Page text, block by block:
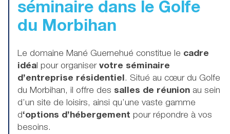
séminaire dans le Golfe
du Morbihan
Le domaine Mané Guernehué constitue le cadre
idéal pour organiser votre séminaire
d’entreprise résidentiel. Situé au cœur du Golfe
du Morbihan, il offre des salles de réunion au sein
d’un site de loisirs, ainsi qu’une vaste gamme
d‘options d’hébergement pour répondre à vos
besoins.